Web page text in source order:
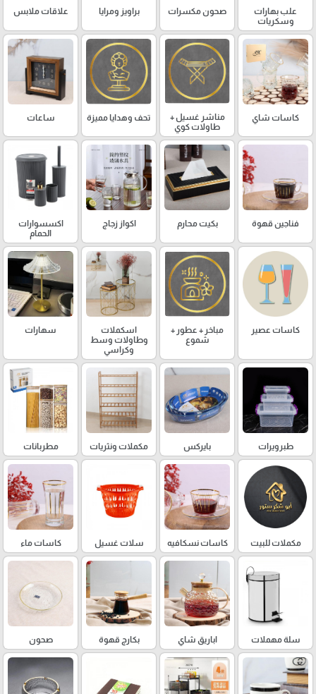
علب بهارات
وسكريات
صحون مكسرات براويز ومرايا علاقات ملابس
كاسات شاي
مناشر غسيل +
طاولات كوي
تحف وهدايا مميزة ساعات
فناجين قهوة بكيت محارم اكواز زجاج
اكسسوارات
الحمام
كاسات عصير
مباخر + عطور +
شموع
اسكملات
وطاولات وسط
وكراسي
سهارات
طبرويرات بايركس مكملات ونثريات مطربانات
مكملات للبيت كاسات نسكافيه سلات غسيل كاسات ماء
سلة مهملات اباريق شاي بكارج قهوة صحون